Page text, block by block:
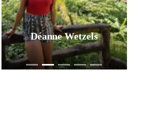
Déanne Wetzels